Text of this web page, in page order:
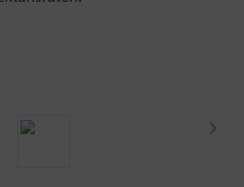
(med NAMUR-övervakning)